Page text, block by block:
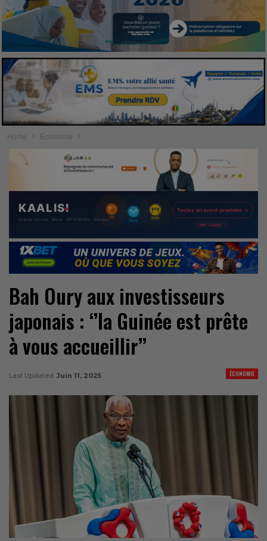
Home Économie
Bah Oury aux investisseurs
japonais : ‘’la Guinée est prête
à vous accueillir’’
ÉCONOMIE
Last Updated Juin 11, 2025